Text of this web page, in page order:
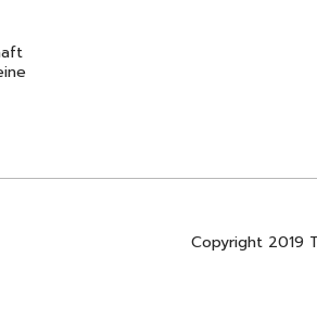
Copyright 2019